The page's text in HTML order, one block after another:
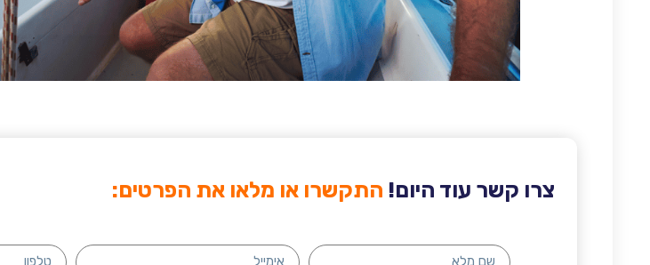
צרו קשר עוד היום! התקשרו או מלאו את הפרטים: